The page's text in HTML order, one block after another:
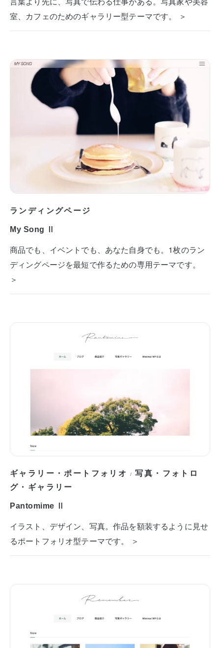
室、カフェのためのギャラリー型テーマです。 ＞
ランディングページ
My Song Ⅱ
商品でも、イベントでも、あなた自身でも。1枚のラン
ディングページを最短で作るための専用テーマです。
＞
ギャラリー・ポートフォリオ /写真・フォトロ
グ・ギャラリー
Pantomime Ⅱ
イラスト、デザイン、写真。作品を額装するように見せ
るポートフォリオ型テーマです。 ＞